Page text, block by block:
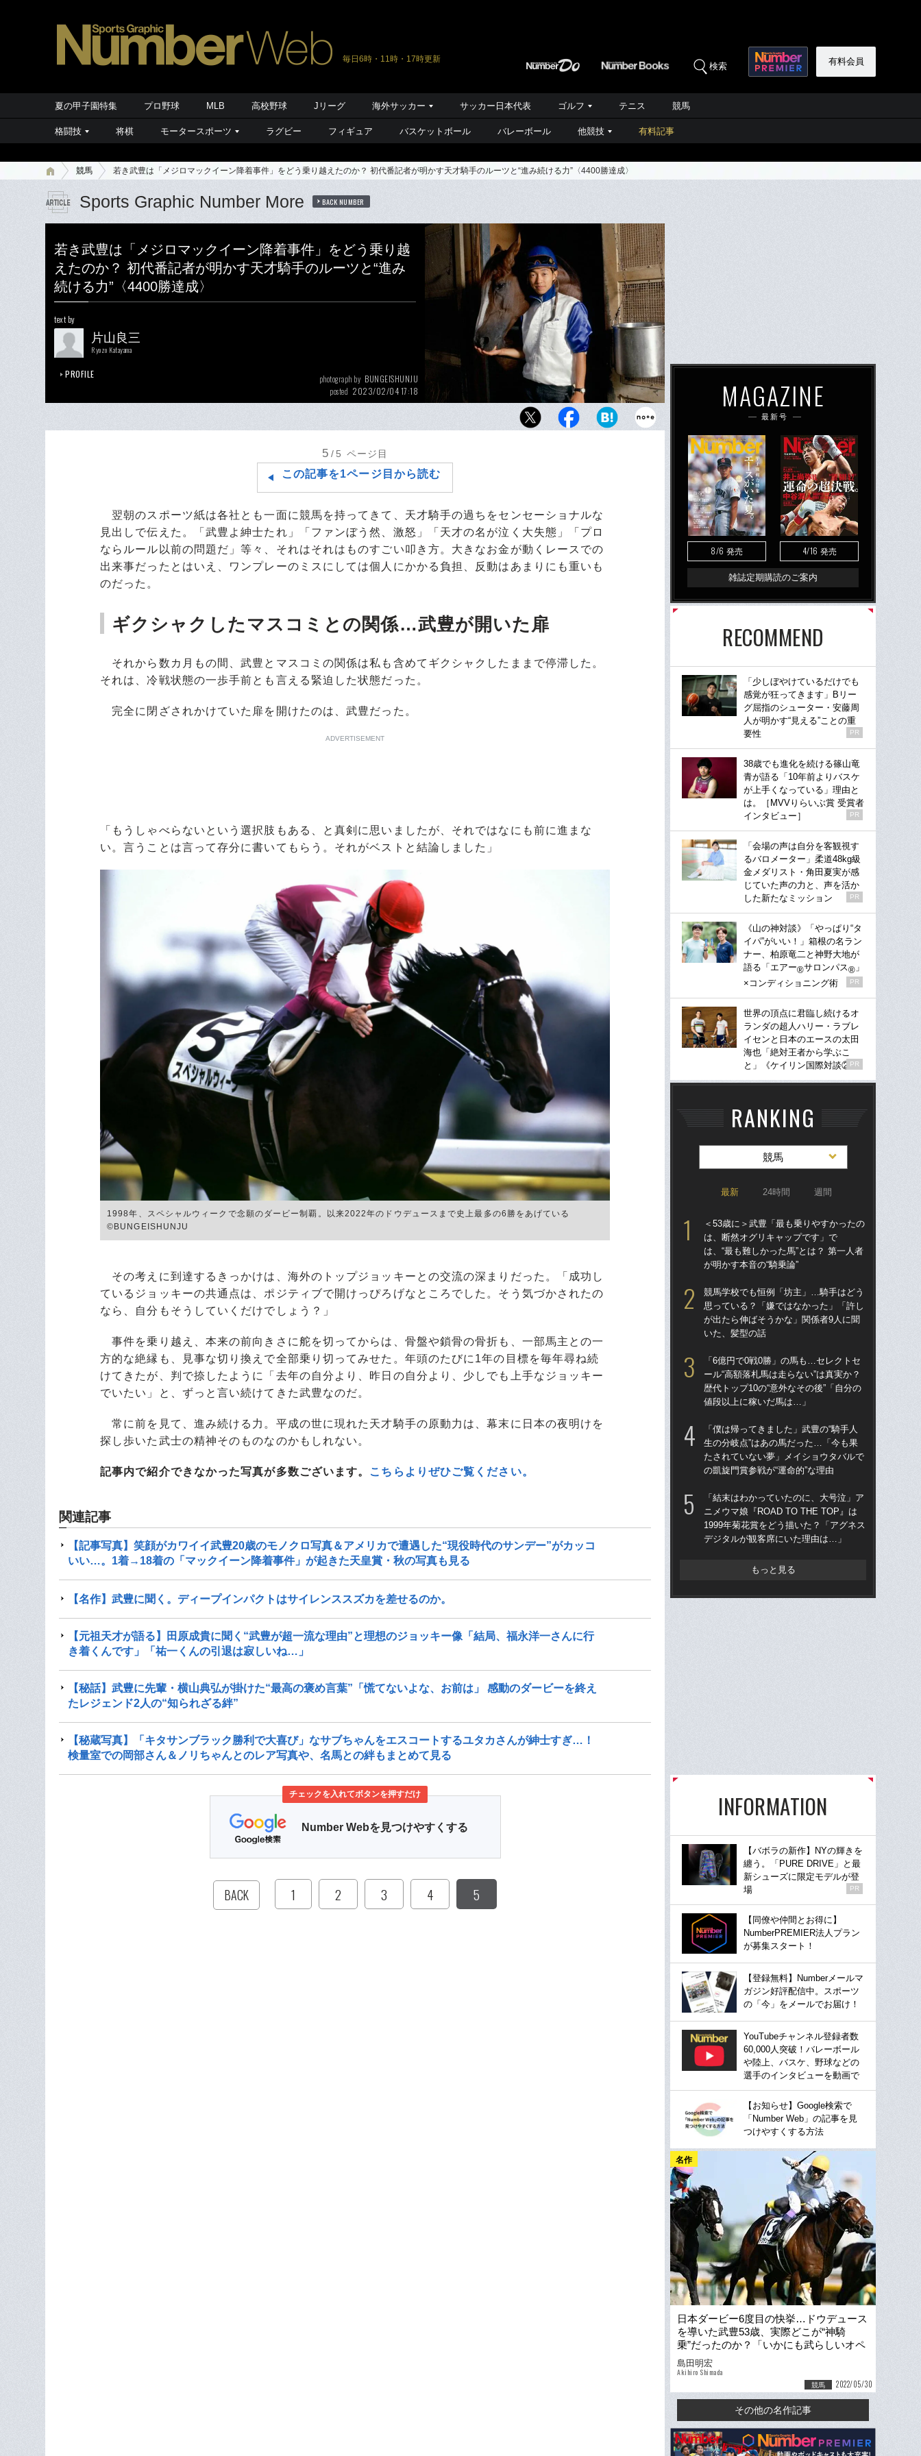
毎日6時・11時・17時更新
検索 有料会員
夏の甲子園特集 プロ野球 MLB 高校野球 Jリーグ 海外サッカー サッカー日本代表 ゴルフ テニス 競馬
格闘技 将棋 モータースポーツ ラグビー フィギュア バスケットボール バレーボール 他競技 有料記事
競馬 若き武豊は「メジロマックイーン降着事件」をどう乗り越えたのか？ 初代番記者が明かす天才騎手のルーツと“進み続ける力”〈4400勝達成〉
Sports Graphic Number More BACK NUMBER
若き武豊は「メジロマックイーン降着事件」をどう乗り越
えたのか？ 初代番記者が明かす天才騎手のルーツと“進み
続ける力”〈4400勝達成〉
text by
片山良三
Ryozo Katayama
PROFILE photograph by BUNGEISHUNJU
posted 2023/02/04 17:18
JRA通算4400勝を達成した武豊の若手時代（1991年撮
5 /5 ページ目
この記事を1ページ目から読む
翌朝のスポーツ紙は各社とも一面に競馬を持ってきて、天才騎手の過ちをセンセーショナルな
見出しで伝えた。「武豊よ紳士たれ」「ファンぼう然、激怒」「天才の名が泣く大失態」「プロ
ならルール以前の問題だ」等々、それはそれはものすごい叩き方。大きなお金が動くレースでの
出来事だったとはいえ、ワンプレーのミスにしては個人にかかる負担、反動はあまりにも重いも
のだった。
ギクシャクしたマスコミとの関係…武豊が開いた扉
それから数カ月もの間、武豊とマスコミの関係は私も含めてギクシャクしたままで停滞した。
それは、冷戦状態の一歩手前とも言える緊迫した状態だった。
完全に閉ざされかけていた扉を開けたのは、武豊だった。
ADVERTISEMENT
「もうしゃべらないという選択肢もある、と真剣に思いましたが、それではなにも前に進まな
い。言うことは言って存分に書いてもらう。それがベストと結論しました」
1998年、スペシャルウィークで念願のダービー制覇。以来2022年のドウデュースまで史上最多の6勝をあげている
©BUNGEISHUNJU
その考えに到達するきっかけは、海外のトップジョッキーとの交流の深まりだった。「成功し
ているジョッキーの共通点は、ポジティブで開けっぴろげなところでした。そう気づかされたの
なら、自分もそうしていくだけでしょう？」
事件を乗り越え、本来の前向きさに舵を切ってからは、骨盤や鎖骨の骨折も、一部馬主との一
方的な絶縁も、見事な切り換えで全部乗り切ってみせた。年頭のたびに1年の目標を毎年尋ね続
けてきたが、判で捺したように「去年の自分より、昨日の自分より、少しでも上手なジョッキー
でいたい」と、ずっと言い続けてきた武豊なのだ。
常に前を見て、進み続ける力。平成の世に現れた天才騎手の原動力は、幕末に日本の夜明けを
探し歩いた武士の精神そのものなのかもしれない。
記事内で紹介できなかった写真が多数ございます。 こちらよりぜひご覧ください。
関連記事
【記事写真】笑顔がカワイイ武豊20歳のモノクロ写真＆アメリカで遭遇した“現役時代のサンデー”がカッコ
いい…。1着→18着の「マックイーン降着事件」が起きた天皇賞・秋の写真も見る
【名作】武豊に聞く。ディープインパクトはサイレンススズカを差せるのか。
【元祖天才が語る】田原成貴に聞く“武豊が超一流な理由”と理想のジョッキー像「結局、福永洋一さんに行
き着くんです」「祐一くんの引退は寂しいね…」
【秘話】武豊に先輩・横山典弘が掛けた“最高の褒め言葉”「慌てないよな、お前は」 感動のダービーを終え
たレジェンド2人の“知られざる絆”
【秘蔵写真】「キタサンブラック勝利で大喜び」なサブちゃんをエスコートするユタカさんが紳士すぎ…！
検量室での岡部さん＆ノリちゃんとのレア写真や、名馬との絆もまとめて見る
チェックを入れてボタンを押すだけ
Number Webを見つけやすくする
BACK 1 2 3 4 5
MAGAZINE
最新号
8/6 発売 4/16 発売
雑誌定期購読のご案内
RECOMMEND
「少しぼやけているだけでも
感覚が狂ってきます」Bリー
グ屈指のシューター・安藤周
人が明かす“見える”ことの重
要性
PR
38歳でも進化を続ける篠山竜
青が語る「10年前よりバスケ
が上手くなっている」理由と
は。［MVVりらいぶ賞 受賞者
インタビュー］
PR
「会場の声は自分を客観視す
るバロメーター」柔道48kg級
金メダリスト・角田夏実が感
じていた声の力と、声を活か
した新たなミッション
PR
《山の神対談》「やっぱり“タ
イパ”がいい！」箱根の名ラン
ナー、柏原竜二と神野大地が
語る「エアー®サロンパス® 」
×コンディショニング術
PR
世界の頂点に君臨し続けるオ
ランダの超人ハリー・ラブレ
イセンと日本のエースの太田
海也「絶対王者から学ぶこ
と」《ケイリン国際対談②》
PR
RANKING
競馬
最新 24時間 週間
＜53歳に＞武豊「最も乗りやすかったの
は、断然オグリキャップです」で
は、“最も難しかった馬”とは？ 第一人者
が明かす本音の“騎乗論”
競馬学校でも恒例「坊主」…騎手はどう
思っている？「嫌ではなかった」「許し
が出たら伸ばそうかな」関係者9人に聞
いた、髪型の話
「6億円で0戦0勝」の馬も…セレクトセ
ール“高額落札馬は走らない”は真実か？
歴代トップ10の“意外なその後”「自分の
値段以上に稼いだ馬は…」
「僕は帰ってきました」武豊の“騎手人
生の分岐点”はあの馬だった…「今も果
たされていない夢」メイショウタバルで
の凱旋門賞参戦が“運命的”な理由
「結末はわかっていたのに、大号泣」ア
ニメウマ娘『ROAD TO THE TOP』は
1999年菊花賞をどう描いた？「アグネス
デジタルが観客席にいた理由は…」
もっと見る
INFORMATION
【バボラの新作】NYの輝きを
纏う。「PURE DRIVE」と最
新シューズに限定モデルが登
場
PR
【同僚や仲間とお得に】
NumberPREMIER法人プラン
が募集スタート！
【登録無料】Numberメールマ
ガジン好評配信中。スポーツ
の「今」をメールでお届け！
YouTubeチャンネル登録者数
60,000人突破！バレーボール
や陸上、バスケ、野球などの
選手のインタビューを動画で
【お知らせ】Google検索で
「Number Web」の記事を見
つけやすくする方法
名作
日本ダービー6度目の快挙…ドウデュース
を導いた武豊53歳、実際どこが“神騎
乗”だったのか？「いかにも武らしいオペ
レーション」
島田明宏
Akihiro Shimada
競馬 2022/05/30
その他の名作記事